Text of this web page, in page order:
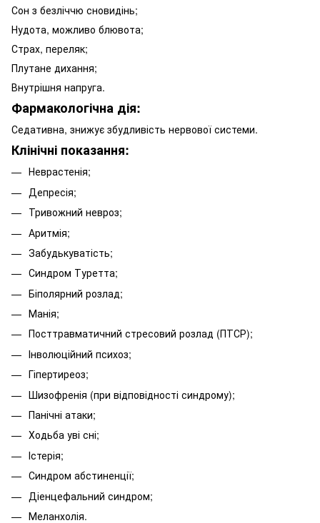
Сон з безліччю сновидінь;
Нудота, можливо блювота;
Страх, переляк;
Плутане дихання;
Внутрішня напруга.
Фармакологічна дія:
Седативна, знижує збудливість нервової системи.
Клінічні показання:
Неврастенія;
Депресія;
Тривожний невроз;
Аритмія;
Забудькуватість;
Синдром Туретта;
Біполярний розлад;
Манія;
Посттравматичний стресовий розлад (ПТСР);
Інволюційний психоз;
Гіпертиреоз;
Шизофренія (при відповідності синдрому);
Панічні атаки;
Ходьба уві сні;
Істерія;
Синдром абстиненції;
Діенцефальний синдром;
Меланхолія.